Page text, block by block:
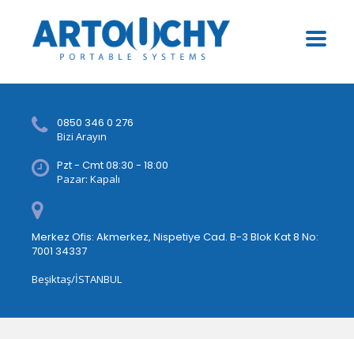
0850 346 0 276
Bizi Arayın
Pzt - Cmt 08:30 - 18:00
Pazar: Kapalı
Merkez Ofis: Akmerkez, Nispetiye Cad. B-3 Blok Kat 8 No:
7001 34337
Beşiktaş/İSTANBUL